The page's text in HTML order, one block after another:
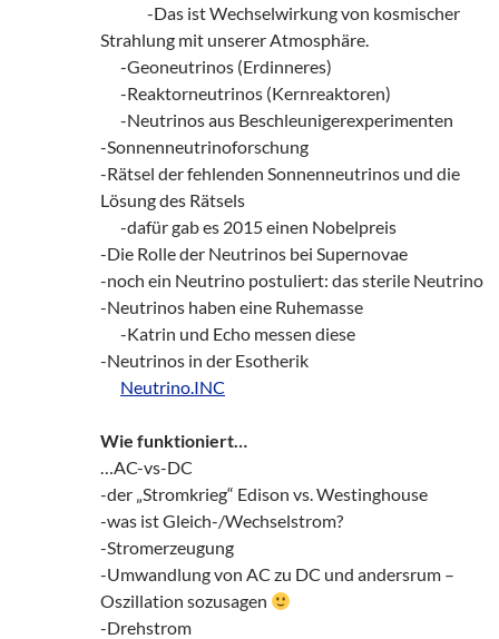
-Das ist Wechselwirkung von kosmischer
Strahlung mit unserer Atmosphäre.
-Geoneutrinos (Erdinneres)
-Reaktorneutrinos (Kernreaktoren)
-Neutrinos aus Beschleunigerexperimenten
-Sonnenneutrinoforschung
-Rätsel der fehlenden Sonnenneutrinos und die
Lösung des Rätsels
-dafür gab es 2015 einen Nobelpreis
-Die Rolle der Neutrinos bei Supernovae
-noch ein Neutrino postuliert: das sterile Neutrino
-Neutrinos haben eine Ruhemasse
-Katrin und Echo messen diese
-Neutrinos in der Esotherik
Neutrino.INC
Wie funktioniert…
…AC-vs-DC
-der „Stromkrieg“ Edison vs. Westinghouse
-was ist Gleich-/Wechselstrom?
-Stromerzeugung
-Umwandlung von AC zu DC und andersrum –
Oszillation sozusagen
-Drehstrom